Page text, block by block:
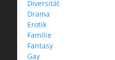
Diversität
Drama
Erotik
Familie
Fantasy
Gay